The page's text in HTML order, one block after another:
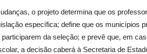
o projeto determina que os
específica; define que os municípios
da seleção; e prevê que, em
a decisão caberá à Secretaria de